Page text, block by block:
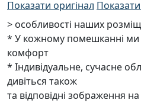
Показати оригінал
> особливості наших
* У кожному помешканні
комфорт
* Індивідуальне, сучасне
дивіться також
та відповідні зображення